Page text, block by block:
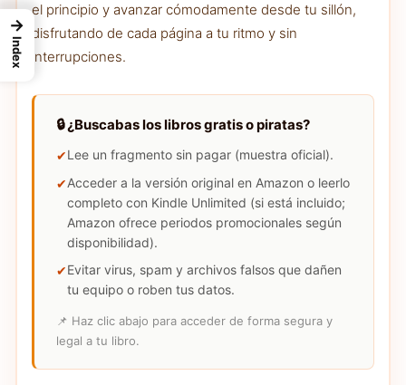
el principio y avanzar cómodamente desde tu sillón,
disfrutando de cada página a tu ritmo y sin
interrupciones.
🔒 ¿Buscabas los libros gratis o piratas?
Lee un fragmento sin pagar (muestra oficial).
Acceder a la versión original en Amazon o leerlo
completo con Kindle Unlimited (si está incluido;
Amazon ofrece periodos promocionales según
disponibilidad).
Evitar virus, spam y archivos falsos que dañen
tu equipo o roben tus datos.
📌 Haz clic abajo para acceder de forma segura y
legal a tu libro.
→
Index